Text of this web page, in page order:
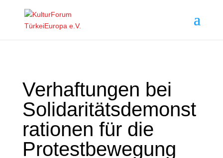
Verhaftungen bei
Solidaritätsdemonst
rationen für die
Protestbewegung